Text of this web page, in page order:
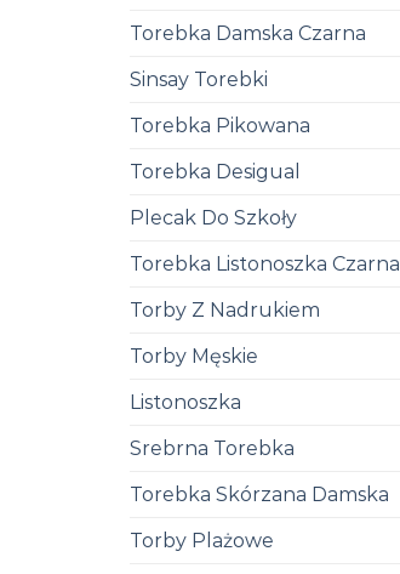
Torebka Damska Czarna
Sinsay Torebki
Torebka Pikowana
Torebka Desigual
Plecak Do Szkoły
Torebka Listonoszka Czarna
Torby Z Nadrukiem
Torby Męskie
Listonoszka
Srebrna Torebka
Torebka Skórzana Damska
Torby Plażowe